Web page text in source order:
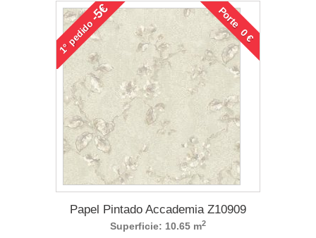
1°
pedido
-5€ Porte 0 €
Papel Pintado Accademia Z10909
Superficie: 10.65 m2